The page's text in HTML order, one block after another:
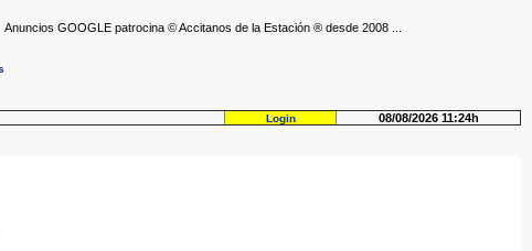
Anuncios GOOGLE patrocina © Accitanos de la Estación ® desde 2008 ...
Login 08/08/2026 11:24h